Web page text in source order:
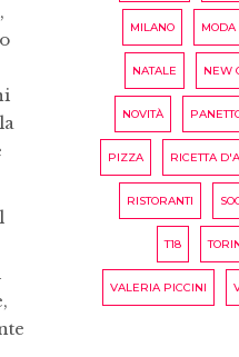
MILANO MODA
NATALE NEW
NOVITÀ
PIZZA RICETTA
RISTORANTI
T18
VALERIA PICCINI